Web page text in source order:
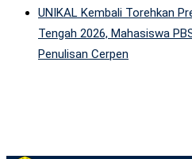
UNIKAL Kembali Torehkan
Tengah 2026, Mahasiswa
Penulisan Cerpen